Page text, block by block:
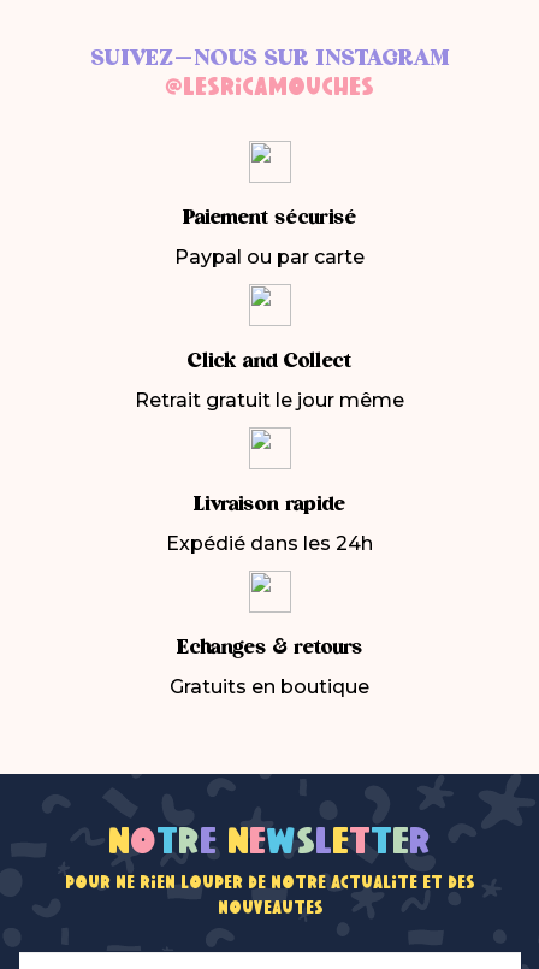
SUIVEZ-NOUS SUR INSTAGRAM
@LESRICAMOUCHES
Paiement sécurisé
Paypal ou par carte
Click and Collect
Retrait gratuit le jour même
Livraison rapide
Expédié dans les 24h
Echanges & retours
Gratuits en boutique
Notre newsletter
Pour ne rien louper de notre actualité et des
nouveautés